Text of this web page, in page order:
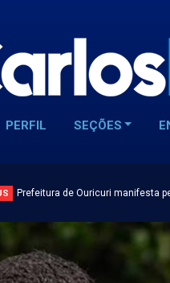
PERFIL SEÇÕES
Prefeitura de Ouricuri manifesta